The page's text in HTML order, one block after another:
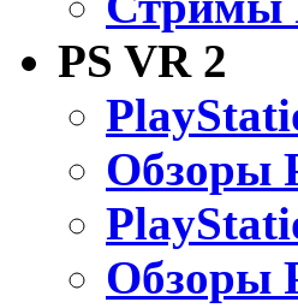
PS VR 2
Обзоры
Обзоры